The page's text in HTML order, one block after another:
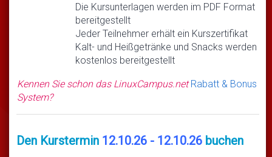
Die Kursunterlagen werden im PDF Format
bereitgestellt
Jeder Teilnehmer erhält ein Kurszertifikat
Kalt- und Heißgetränke und Snacks werden
kostenlos bereitgestellt
Kennen Sie schon das LinuxCampus.netRabatt & Bonus
System?
Den Kurstermin 12.10.26 - 12.10.26 buchen